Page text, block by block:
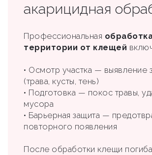
акарицидная
Профессиональная
территории от клещей
• Осмотр участка — выявление
(трава, кусты, тень)
• Подготовка — покос травы,
мусора
• Барьерная защита —
повторного появления
После обработки клещи